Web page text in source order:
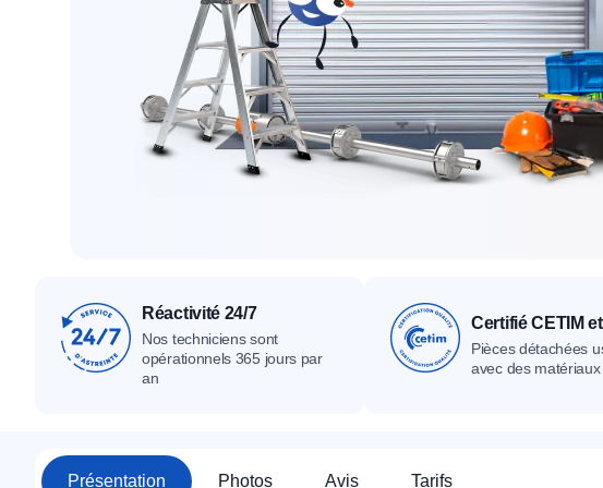
Tous nos produits Catalogue
Tous nos produits Catalogue
Tous nos produits
Réactivité 24/7
Nos techniciens sont
opérationnels 365 jours par
an
Certifié CETIM
Pièces détachées
avec des
Présentation Photos Avis Tarifs